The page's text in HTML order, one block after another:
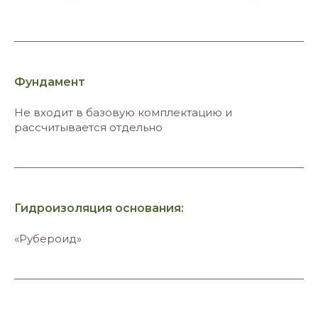
Фундамент
Не входит в базовую комплектацию и
рассчитывается отдельно
Гидроизоляция основания:
«Рубероид»